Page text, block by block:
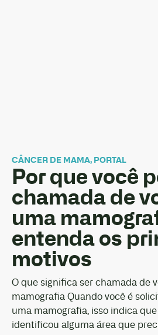
CÂNCER DE MAMA, PORTAL
Por que você
chamada de
uma
entenda os
motivos
O que significa ser chamada de
mamografia Quando você é
uma mamografia, isso indica
identificou alguma área que